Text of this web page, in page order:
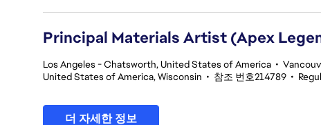
Principal Materials Artist (Apex
Los Angeles - Chatsworth, United States of America •
United States of America, Wisconsin • 참조 번호214789 •
더 자세한 정보